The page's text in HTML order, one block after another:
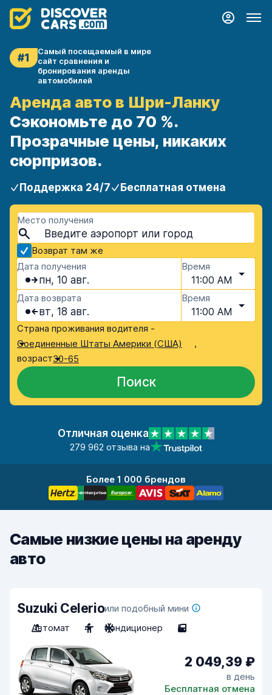
#1
Самый посещаемый в мире
сайт сравнения и
бронирования аренды
автомобилей
Аренда авто в Шри-Ланку
Сэкономьте до 70 %.
Прозрачные цены, никаких
сюрпризов.
Поддержка 24/7 Бесплатная отмена
Место получения
Возврат там же
Дата получения
пн, 10 авг.
Время
11:00 AM
Дата возврата
вт, 18 авг.
Время
11:00 AM
Страна проживания водителя -
Соединенные Штаты Америки (США)
,
возраст30-65
Поиск
Отличная оценка
279 962 отзыва на
Более 1 000 брендов
Самые низкие цены на аренду
авто
Suzuki Celerioили подобный мини
Автомат
4 Кондиционер 5
2 049,39 ₽
в день
Бесплатная отмена